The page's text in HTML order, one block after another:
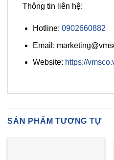
Thông tin liên hệ:
Hotline: 0902660882
Email:
Website: https://
SẢN PHẨM TƯƠNG TỰ